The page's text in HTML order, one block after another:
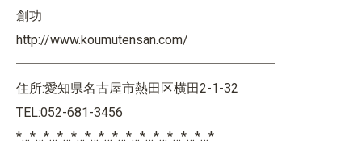
創功
http://www.koumutensan.com/
━━━━━━━━━━━━━━━━━━━━
住所:愛知県名古屋市熱田区横田2-1-32
TEL:052-681-3456
*…*…*…*…*…*…*…*…*…*…*…*…*…*…*